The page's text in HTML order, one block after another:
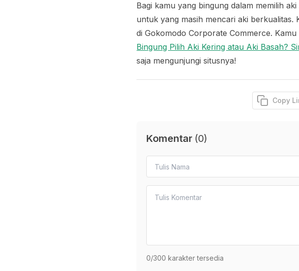
Bagi kamu yang bingung dalam memilih
untuk yang masih mencari aki berkualitas.
di Gokomodo Corporate Commerce.
Bingung Pilih Aki Kering atau Aki Basah?
saja mengunjungi situsnya!
Copy
Komentar (0)
0/300 karakter tersedia